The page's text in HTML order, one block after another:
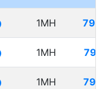
1MH
1MH
1MH